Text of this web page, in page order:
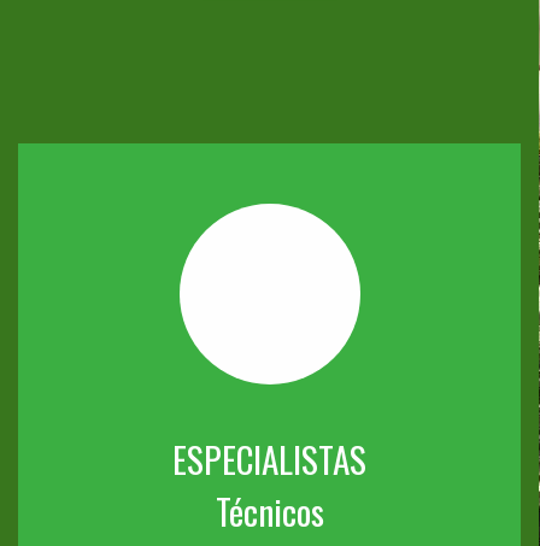
ESPECIALISTAS
Técnicos